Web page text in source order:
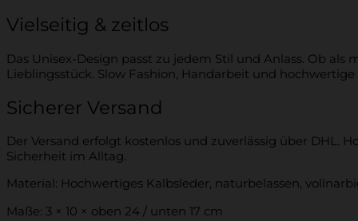
Vielseitig & zeitlos
Das Unisex-Design passt zu jedem Stil und Anlass. Ob
Lieblingsstück. Slow Fashion, Handarbeit und
Sicherer Versand
Der Versand erfolgt kostenlos und zuverlässig über
Sicherheit im Alltag.
Material: Hochwertiges Kalbsleder, naturbelassen,
Maße: 3 × 10 × oben 24 / unten 17 cm